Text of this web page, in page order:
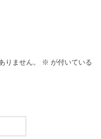
りません。 ※ が付いている